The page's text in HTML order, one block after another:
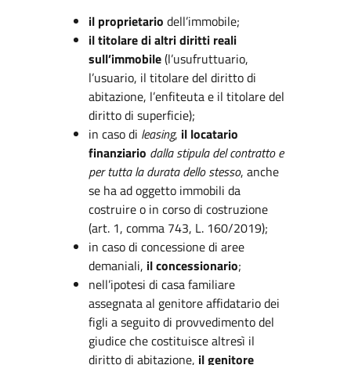
il proprietario dell’immobile;
il titolare di altri diritti reali
sull’immobile(l’usufruttuario,
l’usuario, il titolare del diritto di
abitazione, l’enfiteuta e il titolare del
diritto di superficie);
in caso di leasing, il locatario
finanziario dalla stipula del contratto e
per tutta la durata dello stesso, anche
se ha ad oggetto immobili da
costruire o in corso di costruzione
(art. 1, comma 743, L. 160/2019);
in caso di concessione di aree
demaniali, il concessionario;
nell’ipotesi di casa familiare
assegnata al genitore affidatario dei
figli a seguito di provvedimento del
giudice che costituisce altresì il
diritto di abitazione, il genitore